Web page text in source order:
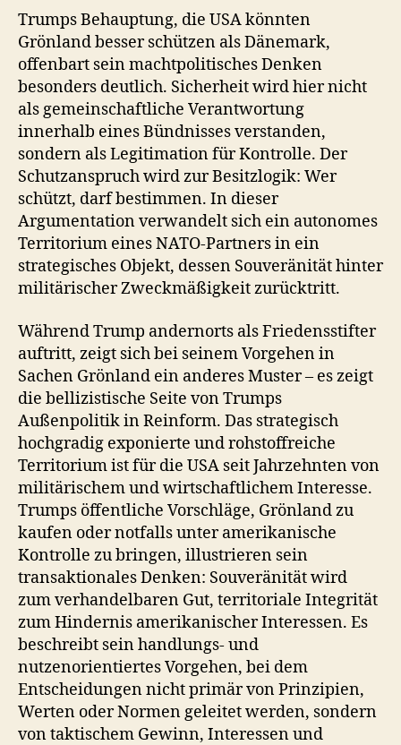
Trumps Behauptung, die USA könnten
Grönland besser schützen als Dänemark,
offenbart sein machtpolitisches Denken
besonders deutlich. Sicherheit wird hier nicht
als gemeinschaftliche Verantwortung
innerhalb eines Bündnisses verstanden,
sondern als Legitimation für Kontrolle. Der
Schutzanspruch wird zur Besitzlogik: Wer
schützt, darf bestimmen. In dieser
Argumentation verwandelt sich ein autonomes
Territorium eines NATO-Partners in ein
strategisches Objekt, dessen Souveränität hinter
militärischer Zweckmäßigkeit zurücktritt.
Während Trump andernorts als Friedensstifter
auftritt, zeigt sich bei seinem Vorgehen in
Sachen Grönland ein anderes Muster – es zeigt
die bellizistische Seite von Trumps
Außenpolitik in Reinform. Das strategisch
hochgradig exponierte und rohstoffreiche
Territorium ist für die USA seit Jahrzehnten von
militärischem und wirtschaftlichem Interesse.
Trumps öffentliche Vorschläge, Grönland zu
kaufen oder notfalls unter amerikanische
Kontrolle zu bringen, illustrieren sein
transaktionales Denken: Souveränität wird
zum verhandelbaren Gut, territoriale Integrität
zum Hindernis amerikanischer Interessen. Es
beschreibt sein handlungs- und
nutzenorientiertes Vorgehen, bei dem
Entscheidungen nicht primär von Prinzipien,
Werten oder Normen geleitet werden, sondern
von taktischem Gewinn, Interessen und